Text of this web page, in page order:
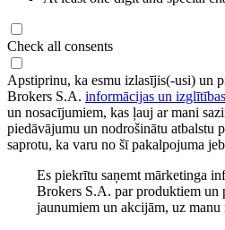
Check all consents
Apstiprinu, ka esmu izlasījis(-usi) un
Brokers S.A. informācijas un izglītības
un nosacījumiem, kas ļauj ar mani
piedāvājumu un nodrošinātu atbalstu
saprotu, ka varu no šī pakalpojuma
Es piekrītu saņemt mārketinga
Brokers S.A. par produktiem un
jaunumiem un akcijām, uz